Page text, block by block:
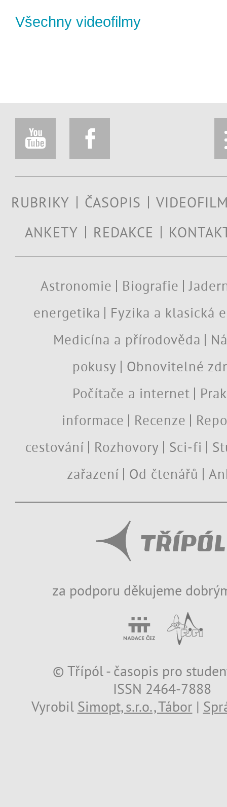
Všechny videofilmy
RUBRIKY ČASOPIS
ANKETY
REDAKCE
Astronomie Biografie
energetika
Fyzika a klasická
Medicína a přírodověda
pokusy
Obnovitelné
Počítače a internet
informace
Recenze
cestování
Rozhovory Sci-fi
zařazení
Od čtenářů
za podporu děkujeme
© Třípól - časopis pro
ISSN 2464-7888
Vyrobil Simopt, s.r.o., Tábor |